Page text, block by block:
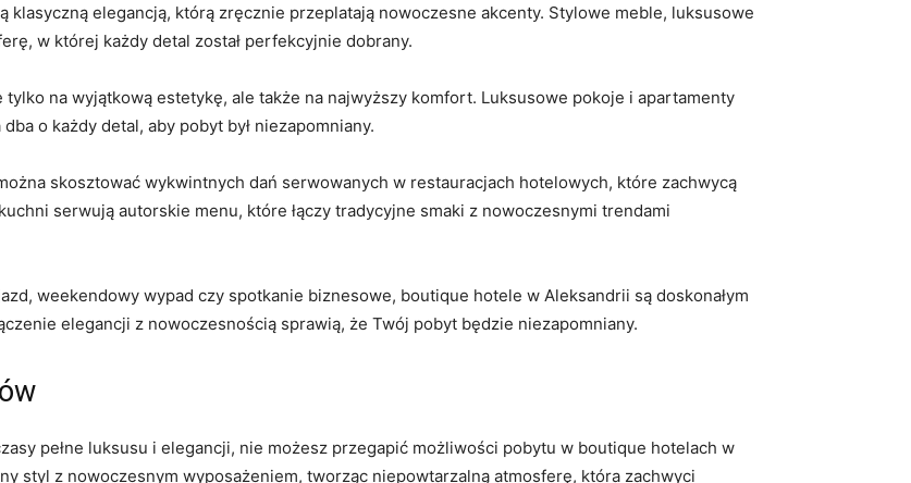
elegancją, którą ⁤zręcznie przeplatają nowoczesne akcenty. Stylowe meble, luksusowe⁢
w której każdy⁣ detal został perfekcyjnie ‍dobrany.
na wyjątkową estetykę, ale ‍także na⁢ najwyższy komfort.⁤ Luksusowe pokoje i apartamenty
o każdy detal, aby pobyt był niezapomniany.
skosztować‌ wykwintnych dań serwowanych w restauracjach hotelowych, które zachwycą
serwują autorskie menu,⁣ które łączy ⁢tradycyjne smaki ⁤z nowoczesnymi ‌trendami
weekendowy ‌wypad czy spotkanie biznesowe, boutique hotele⁤ w Aleksandrii są doskonałym
elegancji‍ z‌ nowoczesnością sprawią, że Twój pobyt ‌będzie niezapomniany.
pełne luksusu ​i​ elegancji, nie możesz przegapić możliwości pobytu ⁣w‍ boutique hotelach w
styl z nowoczesnym wyposażeniem, tworząc niepowtarzalną atmosferę, która zachwyci